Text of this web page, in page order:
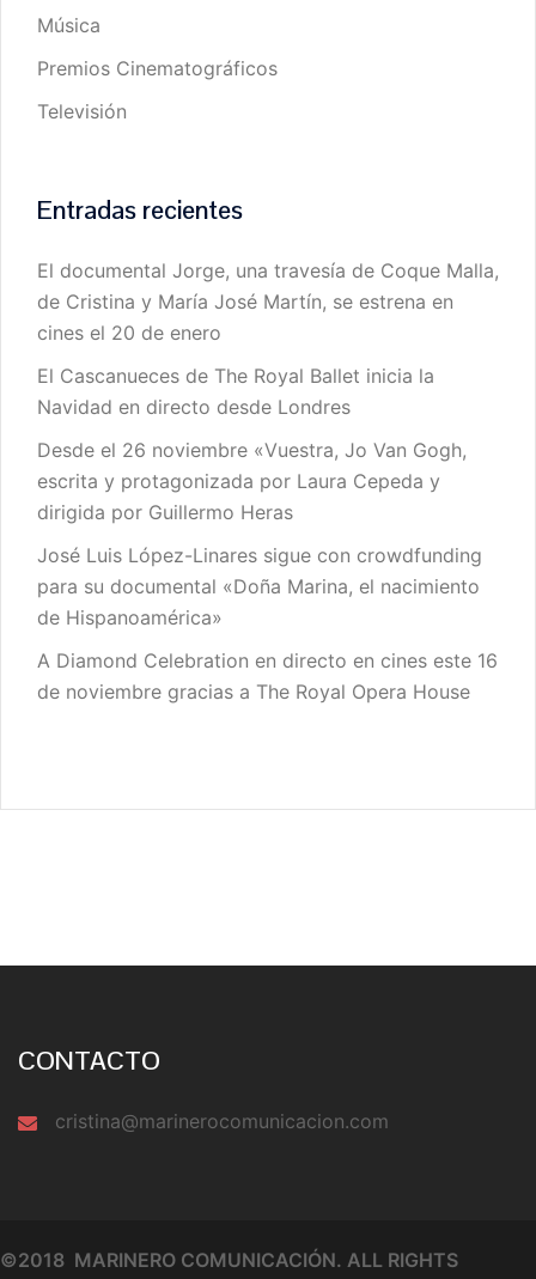
Música
Premios Cinematográficos
Televisión
Entradas recientes
El documental Jorge, una travesía de Coque Malla,
de Cristina y María José Martín, se estrena en
cines el 20 de enero
El Cascanueces de The Royal Ballet inicia la
Navidad en directo desde Londres
Desde el 26 noviembre «Vuestra, Jo Van Gogh,
escrita y protagonizada por Laura Cepeda y
dirigida por Guillermo Heras
José Luis López-Linares sigue con crowdfunding
para su documental «Doña Marina, el nacimiento
de Hispanoamérica»
A Diamond Celebration en directo en cines este 16
de noviembre gracias a The Royal Opera House
CONTACTO
cristina@marinerocomunicacion.com
©2018 MARINERO COMUNICACIÓN. ALL RIGHTS